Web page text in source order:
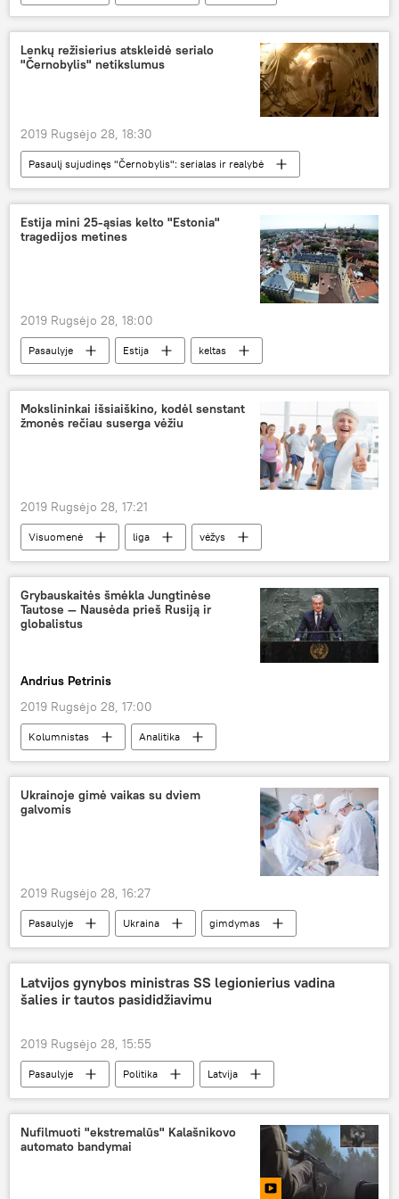
Lenkų režisierius atskleidė serialo
"Černobylis" netikslumus
2019 Rugsėjo 28, 18:30
Pasaulį sujudinęs "Černobylis": serialas ir realybė
Kultūra
Černobylis serialas
Estija mini 25-ąsias kelto "Estonia"
tragedijos metines
2019 Rugsėjo 28, 18:00
Pasaulyje Estija
keltas
tragedija
Mokslininkai išsiaiškino, kodėl senstant
žmonės rečiau suserga vėžiu
2019 Rugsėjo 28, 17:21
Visuomenė liga
vėžys
piktybiniai navikai
senatvė
Grybauskaitės šmėkla Jungtinėse
Tautose — Nausėda prieš Rusiją ir
globalistus
Andrius Petrinis
2019 Rugsėjo 28, 17:00
Kolumnistas
Analitika
Gitanas Nausėda
Jungtinių Tautų Generalinė Asamblėja
Ukrainoje gimė vaikas su dviem
galvomis
2019 Rugsėjo 28, 16:27
Pasaulyje Ukraina gimdymas
Latvijos gynybos ministras SS legionierius vadina
šalies ir tautos pasididžiavimu
2019 Rugsėjo 28, 15:55
Pasaulyje Politika
Latvija
SS legionieriai
Nufilmuoti "ekstremalūs" Kalašnikovo
automato bandymai